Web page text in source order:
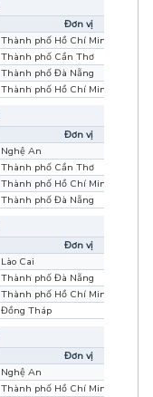
Đơn vị
Thành phố Hồ Chí Minh
Thành phố Cần Thơ
Thành phố Đà Nẵng
Thành phố Hồ Chí Minh
Đơn vị
Nghệ An
Thành phố Cần Thơ
Thành phố Hồ Chí Minh
Thành phố Đà Nẵng
Đơn vị
Lào Cai
Thành phố Đà Nẵng
Thành phố Hồ Chí Minh
Đồng Tháp
Đơn vị
Nghệ An
Thành phố Hồ Chí Minh